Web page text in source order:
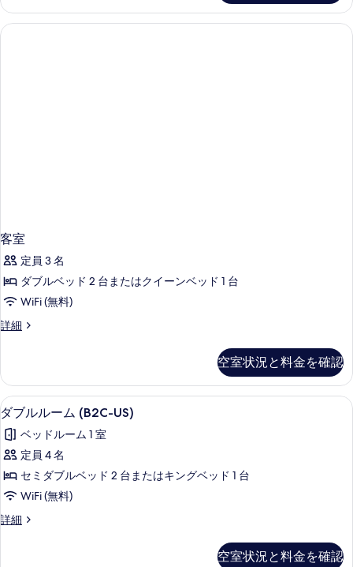
細
客室
定員 3 名
ダブルベッド 2 台またはクイーンベッド 1 台
WiFi (無料)
詳細
客
細
空室状況と料金を確認
ダ
ブ
ル
ル
ー
ム
(B2C-
5
ダブルルーム (B2C-US)
ベッドルーム 1 室
定員 4 名
セミダブルベッド 2 台またはキングベッド 1 台
WiFi (無料)
詳細
ダ
空室状況と料金を確認